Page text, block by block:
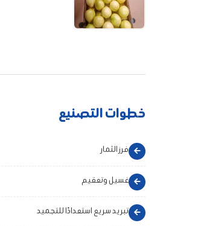
خطوات التصنيع
فرز الثمار
غسيل وتعقيم
تبريد سريع استعدادًا للتجميد